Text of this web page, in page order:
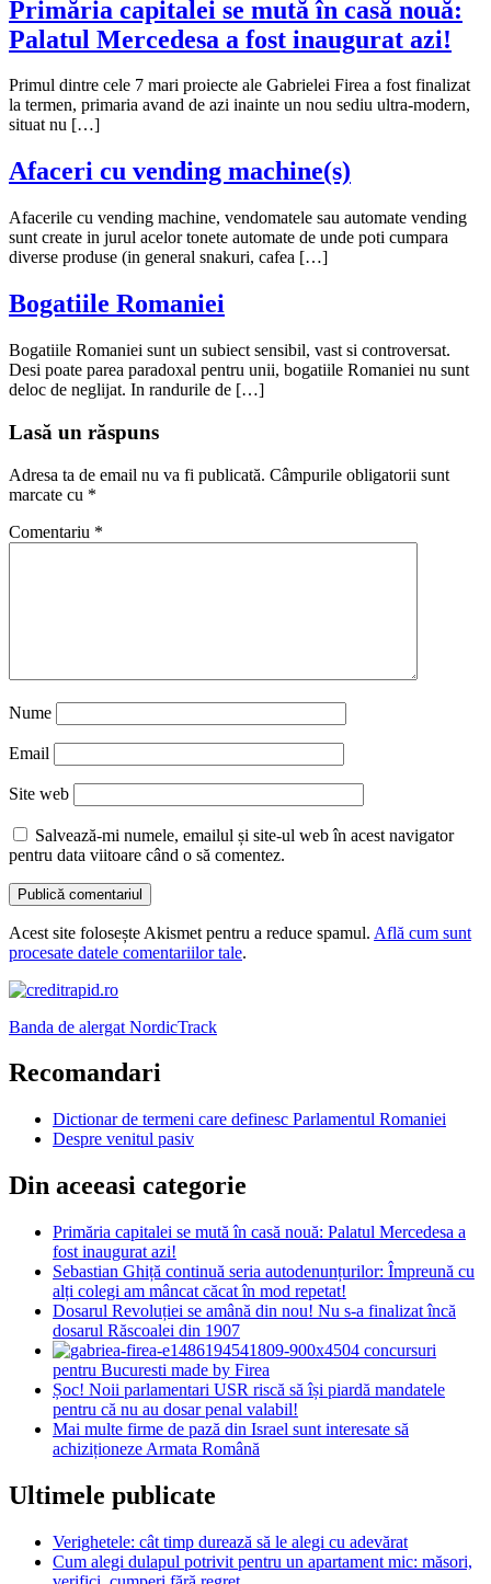
Primăria capitalei se mută în casă nouă:
Palatul Mercedesa a fost inaugurat azi!
Primul dintre cele 7 mari proiecte ale Gabrielei Firea a fost finalizat
la termen, primaria avand de azi inainte un nou sediu ultra-modern,
situat nu […]
Afaceri cu vending machine(s)
Afacerile cu vending machine, vendomatele sau automate vending
sunt create in jurul acelor tonete automate de unde poti cumpara
diverse produse (in general snakuri, cafea […]
Bogatiile Romaniei
Bogatiile Romaniei sunt un subiect sensibil, vast si controversat.
Desi poate parea paradoxal pentru unii, bogatiile Romaniei nu sunt
deloc de neglijat. In randurile de […]
Lasă un răspuns
Adresa ta de email nu va fi publicată. Câmpurile obligatorii sunt
marcate cu *
Comentariu *
Nume
Email
Site web
Salvează-mi numele, emailul și site-ul web în acest navigator
pentru data viitoare când o să comentez.
Acest site folosește Akismet pentru a reduce spamul. Află cum sunt
procesate datele comentariilor tale.
Banda de alergat NordicTrack
Recomandari
Dictionar de termeni care definesc Parlamentul Romaniei
Despre venitul pasiv
Din aceeasi categorie
Primăria capitalei se mută în casă nouă: Palatul Mercedesa a
fost inaugurat azi!
Sebastian Ghiță continuă seria autodenunțurilor: Împreună cu
alți colegi am mâncat căcat în mod repetat!
Dosarul Revoluției se amână din nou! Nu s-a finalizat încă
dosarul Răscoalei din 1907
4 concursuri
pentru Bucuresti made by Firea
Șoc! Noii parlamentari USR riscă să își piardă mandatele
pentru că nu au dosar penal valabil!
Mai multe firme de pază din Israel sunt interesate să
achiziționeze Armata Română
Ultimele publicate
Verighetele: cât timp durează să le alegi cu adevărat
Cum alegi dulapul potrivit pentru un apartament mic: măsori,